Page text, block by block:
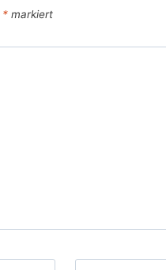
* markiert